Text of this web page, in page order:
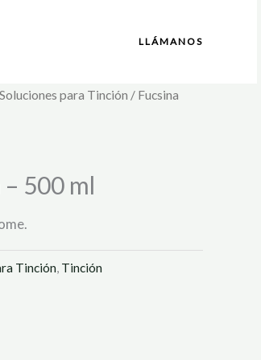
LLÁMANOS
Soluciones para Tinción / Fucsina
500 ml
Tinción, Tinción